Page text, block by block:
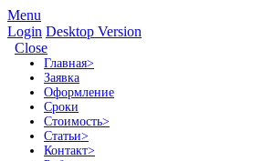
Menu
Login Desktop Version
Close
Главная>
Заявка
Оформление
Сроки
Стоимость>
Статьи>
Контакт>